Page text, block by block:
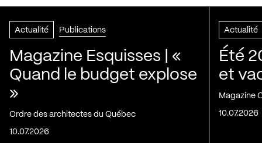
Actualité Publications
Magazine Esquisses | «
Quand le budget explose
»
Ordre des architectes du Québec
10.07.2026
Actualité
Été
et
Magazine
10.07.2026